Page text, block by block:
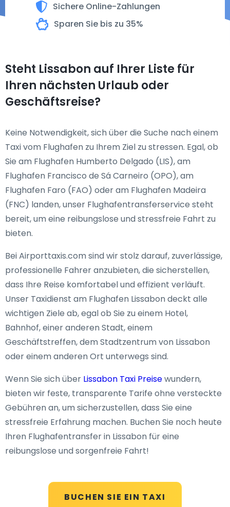
Sichere Online-Zahlungen
Sparen Sie bis zu 35%
BUCHEN SIE EIN TAXI
Steht Lissabon auf Ihrer Liste für
Ihren nächsten Urlaub oder
Geschäftsreise?
Keine Notwendigkeit, sich über die Suche nach einem
Taxi vom Flughafen zu Ihrem Ziel zu stressen. Egal, ob
Sie am Flughafen Humberto Delgado (LIS), am
Flughafen Francisco de Sá Carneiro (OPO), am
Flughafen Faro (FAO) oder am Flughafen Madeira
(FNC) landen, unser Flughafentransferservice steht
bereit, um eine reibungslose und stressfreie Fahrt zu
bieten.
Bei Airporttaxis.com sind wir stolz darauf, zuverlässige,
professionelle Fahrer anzubieten, die sicherstellen,
dass Ihre Reise komfortabel und effizient verläuft.
Unser Taxidienst am Flughafen Lissabon deckt alle
wichtigen Ziele ab, egal ob Sie zu einem Hotel,
Bahnhof, einer anderen Stadt, einem
Geschäftstreffen, dem Stadtzentrum von Lissabon
oder einem anderen Ort unterwegs sind.
Wenn Sie sich über Lissabon Taxi Preisewundern,
bieten wir feste, transparente Tarife ohne versteckte
Gebühren an, um sicherzustellen, dass Sie eine
stressfreie Erfahrung machen. Buchen Sie noch heute
Ihren Flughafentransfer in Lissabon für eine
reibungslose und sorgenfreie Fahrt!